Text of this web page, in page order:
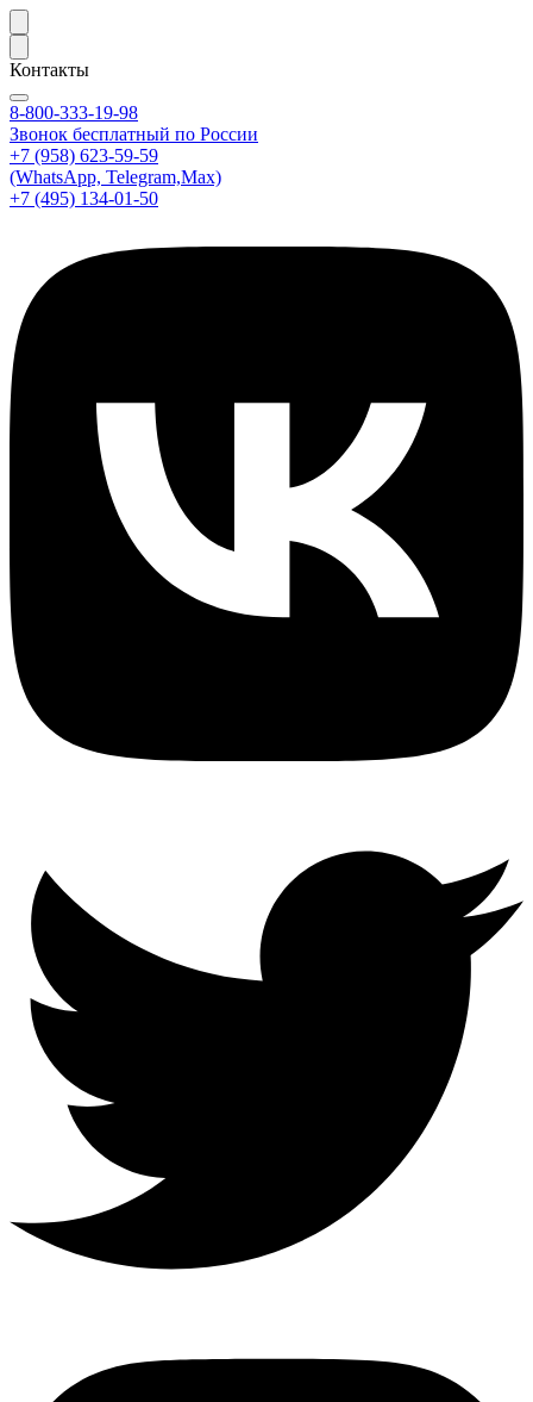
Контакты
8-800-333-19-98
Звонок бесплатный по России
+7 (958) 623-59-59
(WhatsApp, Telegram,Max)
+7 (495) 134-01-50